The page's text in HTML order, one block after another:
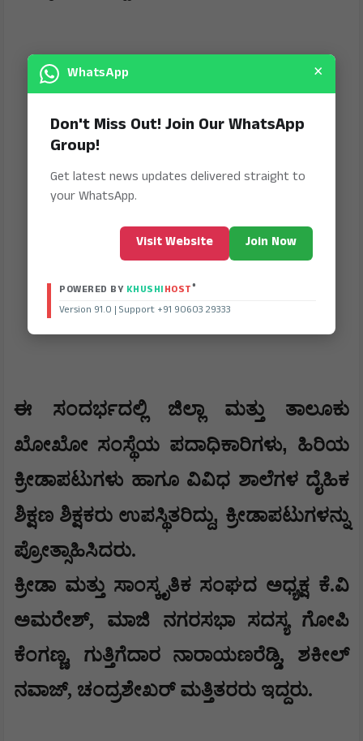
​ಈ ಸಂದರ್ಭದಲ್ಲಿ ಜಿಲ್ಲಾ ಮತ್ತು ತಾಲೂಕು
ಖೋಖೋ ಸಂಸ್ಥೆಯ ಪದಾಧಿಕಾರಿಗಳು, ಹಿರಿಯ
ಕ್ರೀಡಾಪಟುಗಳು ಹಾಗೂ ವಿವಿಧ ಶಾಲೆಗಳ ದೈಹಿಕ
ಶಿಕ್ಷಣ ಶಿಕ್ಷಕರು ಉಪಸ್ಥಿತರಿದ್ದು, ಕ್ರೀಡಾಪಟುಗಳನ್ನು
ಪ್ರೋತ್ಸಾಹಿಸಿದರು.
ಕ್ರೀಡಾ ಮತ್ತು ಸಾಂಸ್ಕೃತಿಕ ಸಂಘದ ಅಧ್ಯಕ್ಷ ಕೆ.ವಿ
ಅಮರೇಶ್, ಮಾಜಿ ನಗರಸಭಾ ಸದಸ್ಯ ಗೋಪಿ
ಕೆಂಗಣ್ಣ, ಗುತ್ತಿಗೆದಾರ ನಾರಾಯಣರೆಡ್ಡಿ, ಶಕೀಲ್
ನವಾಜ್, ಚಂದ್ರಶೇಖರ್ ಮತ್ತಿತರರು ಇದ್ದರು.
WhatsApp ×
Don't Miss Out! Join Our WhatsApp
Group!
Get latest news updates delivered straight to
your WhatsApp.
Visit Website Join Now
POWERED BY KHUSHIHOST®
Version 91.0 | Support +91 90603 29333